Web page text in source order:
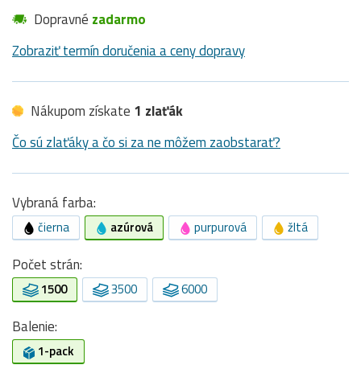
Dopravné zadarmo
Zobraziť termín doručenia a ceny dopravy
Nákupom získate 1 zlaťák
Čo sú zlaťáky a čo si za ne môžem zaobstarať?
Vybraná farba:
čierna azúrová purpurová žltá
Počet strán:
1500 3500 6000
Balenie:
1-pack